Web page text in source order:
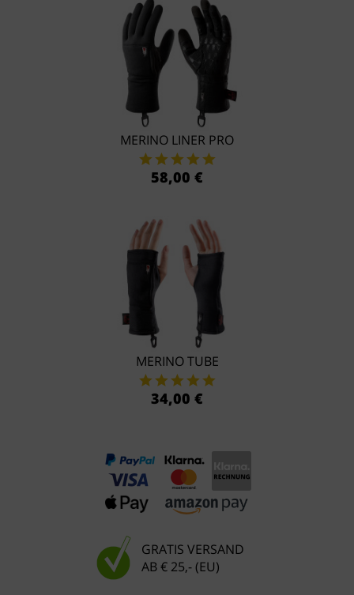
MERINO LINER PRO
58,00 €
MERINO TUBE
34,00 €
GRATIS VERSAND
AB € 25,- (EU)